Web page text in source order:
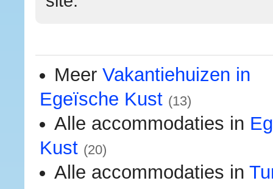
Meer Vakantiehuizen in
Egeïsche Kust (13)
Alle accommodaties in
Kust (20)
Alle accommodaties in